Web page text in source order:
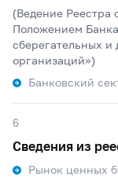
(Ведение Реестра
Положением
сберегательных и
организаций»)
Банковский
6
Сведения из
Рынок ценных